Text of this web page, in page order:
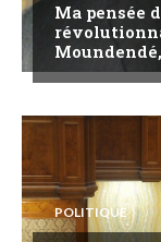
Ma pensée
POLITIQUE